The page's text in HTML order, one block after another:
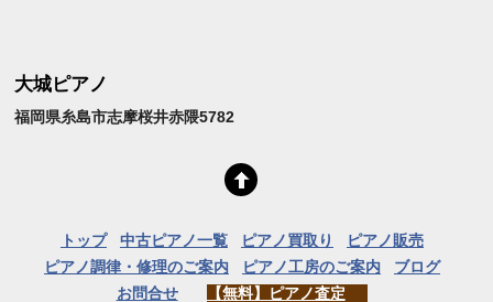
大城ピアノ
福岡県糸島市志摩桜井赤隈5782
トップ 中古ピアノ一覧 ピアノ買取り
ピアノ販売
ピアノ調律・修理のご案内
ピアノ工房のご案内
ブログ
お問合せ
【無料】ピアノ査定